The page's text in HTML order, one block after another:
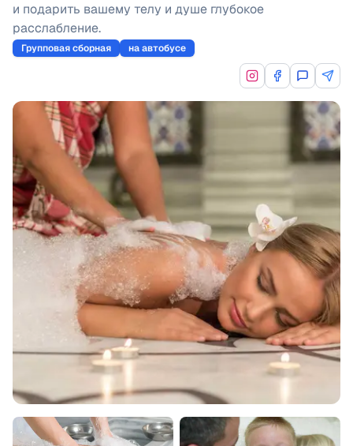
и подарить вашему телу и душе глубокое
расслабление.
Групповая сборная на автобусе